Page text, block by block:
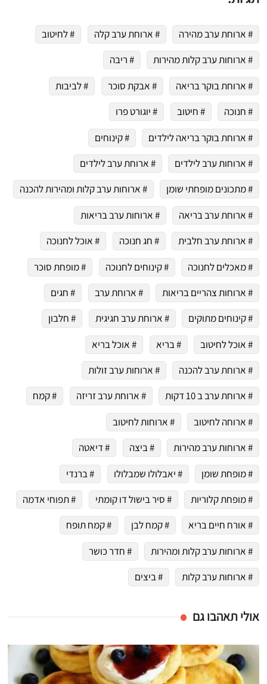
שלי "פודיק" כמנויים עוד היום!
# ארוחת ערב מהירה # ארוחת ערב קלה
# לחיטוב
# ארוחות ערב קלות מהירות
# ריבה
# ארוחת בוקר בריאה
# אבקת סוכר
# לביבות
# חנוכה
# חיטוב
# יוגורט פרו
# ארוחת בוקר בריאה לילדים
# קינוחים
# ארוחות ערב לילדים
# ארוחת ערב לילדים
# מתכונים מופחתי שומן
# ארוחות ערב קלות ומהירות להכנה
# ארוחת ערב בריאה
# ארוחות ערב בריאות
# ארוחת ערב חלבית
# חג חנוכה
# אוכל לחנוכה
# מאכלים לחנוכה
# קינוחים לחנוכה
# מופחת סוכר
# ארוחות צהריים בריאות
# ארוחת ערב
# חגים
# קינוחים מתוקים
# ארוחת ערב חגיגית
# חלבון
# אוכל לחיטוב
# בריא
# אוכל בריא
# ארוחת ערב להכנה
# ארוחות ערב זולות
# ארוחת ערב ב 10 דקות
# ארוחת ערב זריזה
# קמח
# ארוחה לחיטוב
# ארוחות לחיטוב
# ארוחות ערב מהירות
# ביצה
# דיאטה
# מופחת שומן
# יאבלולו שמבלולו
# ברנדי
# מופחת קלוריות
# סיר בישול דו קומתי
# תפוחי אדמה
# אורח חיים בריא
# קמח לבן
# קמח תופח
# ארוחות ערב קלות ומהירות
# חדר כושר
# ארוחות ערב קלות
# ביצים
אולי תאהבו גם